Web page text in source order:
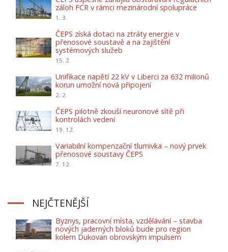
záloh FCR v rámci mezinárodní spolupráce
1. 3.
ČEPS získá dotaci na ztráty energie v
přenosové soustavě a na zajištění
systémových služeb
15. 2.
Unifikace napětí 22 kV v Liberci za 632 milionů
korun umožní nová připojení
2. 2.
ČEPS pilotně zkouší neuronové sítě při
kontrolách vedení
19. 12.
Variabilní kompenzační tlumivka – nový prvek
přenosové soustavy ČEPS
7. 12.
NEJČTENĚJŠÍ
Byznys, pracovní místa, vzdělávání – stavba
nových jaderných bloků bude pro region
kolem Dukovan obrovským impulsem